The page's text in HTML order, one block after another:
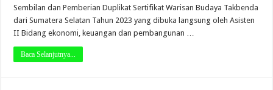
Sembilan dan Pemberian Duplikat Sertifikat Warisan Budaya Takbenda
dari Sumatera Selatan Tahun 2023 yang dibuka langsung oleh Asisten
II Bidang ekonomi, keuangan dan pembangunan …
Baca Selanjutnya...